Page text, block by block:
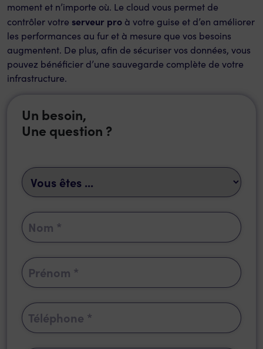
moment et n’importe où. Le cloud vous permet de
contrôler votre serveur pro à votre guise et d’en améliorer
les performances au fur et à mesure que vos besoins
augmentent. De plus, afin de sécuriser vos données, vous
pouvez bénéficier d’une sauvegarde complète de votre
infrastructure.
Un besoin,
Une question ?